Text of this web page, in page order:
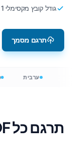
גודל קובץ מקסימלי 1 GB
תרגם מסמך
ערבית
תרגם כל PDF לכל שפה